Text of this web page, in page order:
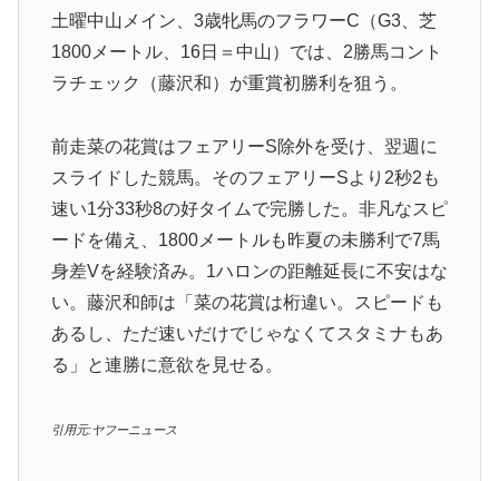
土曜中山メイン、3歳牝馬のフラワーC（G3、芝
1800メートル、16日＝中山）では、2勝馬コント
ラチェック（藤沢和）が重賞初勝利を狙う。
前走菜の花賞はフェアリーS除外を受け、翌週に
スライドした競馬。そのフェアリーSより2秒2も
速い1分33秒8の好タイムで完勝した。非凡なスピ
ードを備え、1800メートルも昨夏の未勝利で7馬
身差Vを経験済み。1ハロンの距離延長に不安はな
い。藤沢和師は「菜の花賞は桁違い。スピードも
あるし、ただ速いだけでじゃなくてスタミナもあ
る」と連勝に意欲を見せる。
引用元:ヤフーニュース